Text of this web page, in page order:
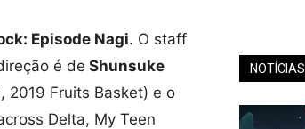
Episode Nagi. O staff
é de Shunsuke
2019 Fruits Basket) e o
Delta, My Teen
NOTÍCIAS